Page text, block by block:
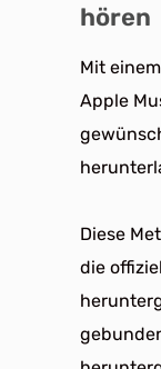
hören
Mit
Apple
Diese
die